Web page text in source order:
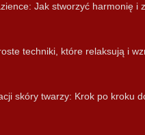
Jak stworzyć harmonię i
techniki, które relaksują i
skóry twarzy: Krok po kroku